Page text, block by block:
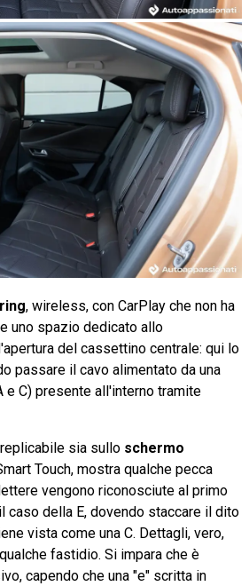
, wireless, con CarPlay che non ha
uno spazio dedicato allo
del cassettino centrale: qui lo
passare il cavo alimentato da una
e C) presente all'interno tramite
sia sullo schermo
Touch, mostra qualche pecca
vengono riconosciute al primo
caso della E, dovendo staccare il dito
vista come una C. Dettagli, vero,
fastidio. Si impara che è
capendo che una "e" scritta in